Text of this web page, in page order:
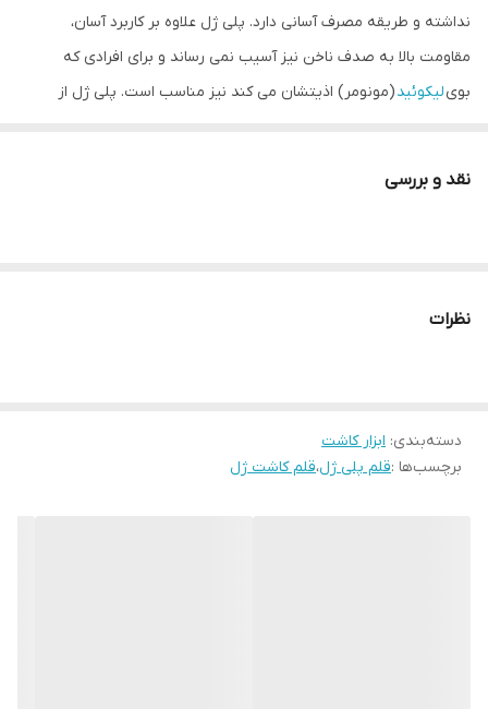
نداشته و طریقه مصرف آسانی دارد. پلی ژل علاوه بر کاربرد آسان،
مقاومت بالا به صدف ناخن نیز آسیب نمی رساند و برای افرادی که
بویلیکوئید(مونومر) اذیتشان می کند نیز مناسب است. پلی ژل از
نقد و بررسی
نظرات
دسته‌بندی: ابزار کاشت
برچسب‌ها :قلم پلی ژل،قلم کاشت ژل